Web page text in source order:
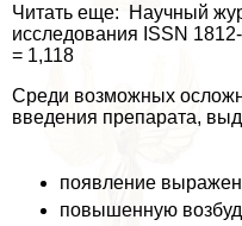
Читать еще: Научный
исследования ISSN
= 1,118
Среди возможных
введения препарата,
появление
повышенную